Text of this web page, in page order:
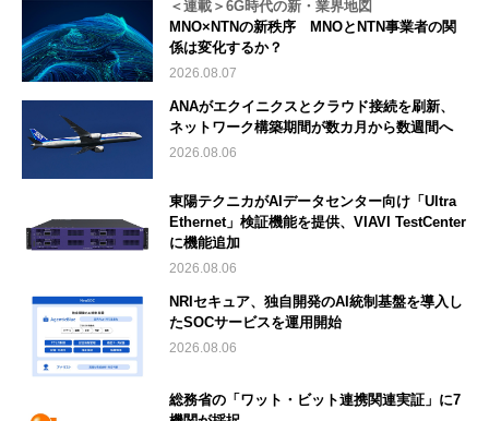
＜連載＞6G時代の新・業界地図
MNO×NTNの新秩序 MNOとNTN事業者の関
係は変化するか？
2026.08.07
ANAがエクイニクスとクラウド接続を刷新、
ネットワーク構築期間が数カ月から数週間へ
2026.08.06
東陽テクニカがAIデータセンター向け「Ultra
Ethernet」検証機能を提供、VIAVI TestCenter
に機能追加
2026.08.06
NRIセキュア、独自開発のAI統制基盤を導入し
たSOCサービスを運用開始
2026.08.06
総務省の「ワット・ビット連携関連実証」に7